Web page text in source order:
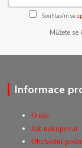
Souhlasím se
Můžete
Informace
O nás
Jak nakupovat
Obchodní